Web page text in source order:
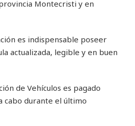
Montecristi y en
es indispensable poseer
actualizada, legible y en buen
de Vehículos es pagado
cabo durante el último